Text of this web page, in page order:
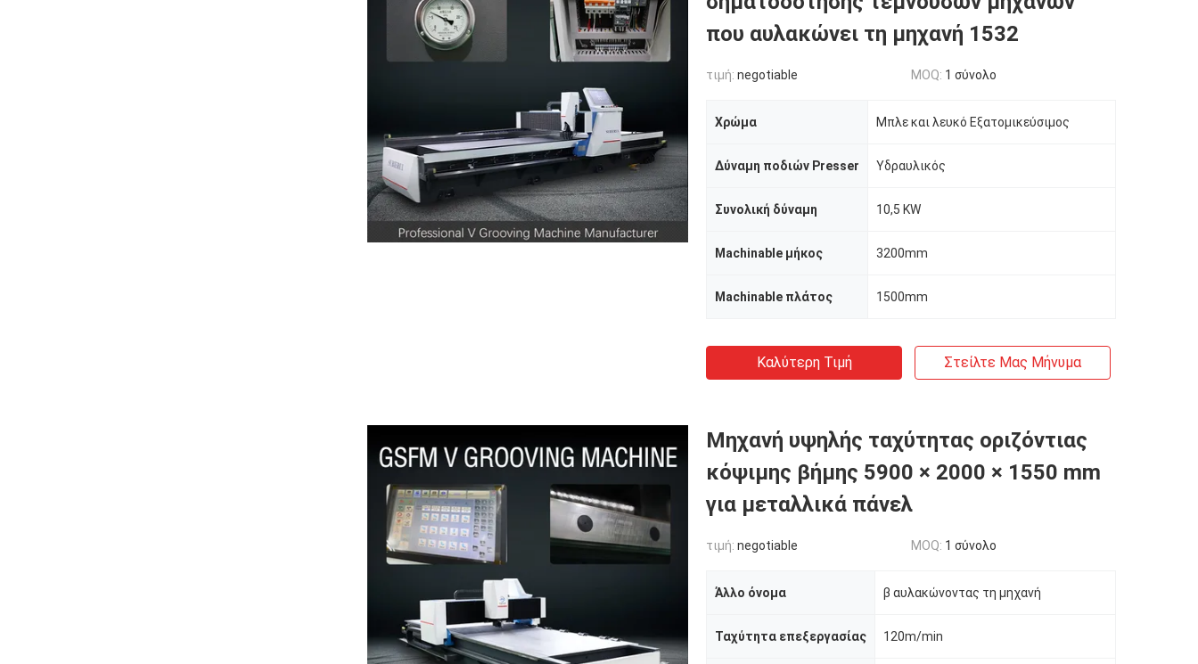
που αυλακώνει τη μηχανή 1532
τιμή: negotiable MOQ: 1 σύνολο
Χρώμα Μπλε και λευκό Εξατομικεύσιμος
Δύναμη ποδιών Presser Υδραυλικός
Συνολική δύναμη 10,5 KW
Machinable μήκος 3200mm
Machinable πλάτος 1500mm
Καλύτερη Τιμή Στείλτε Μας Μήνυμα
Μηχανή υψηλής ταχύτητας οριζόντιας
κόψιμης βήμης 5900 × 2000 × 1550 mm
για μεταλλικά πάνελ
τιμή: negotiable MOQ: 1 σύνολο
Άλλο όνομα β αυλακώνοντας τη μηχανή
Ταχύτητα επεξεργασίας 120m/min